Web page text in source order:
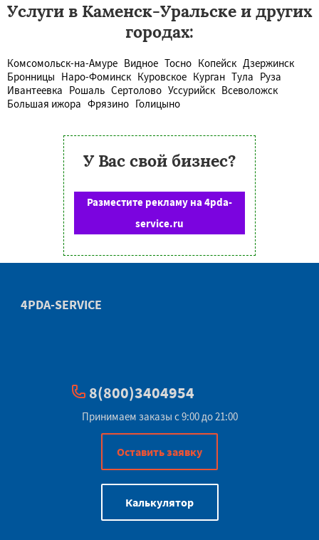
Услуги в Каменск-Уральске и других
городах:
Комсомольск-на-Амуре Видное Тосно Копейск Дзержинск
Бронницы Наро-Фоминск Куровское Курган Тула Руза
Ивантеевка Рошаль Сертолово Уссурийск Всеволожск
Большая ижора Фрязино Голицыно
У Вас свой бизнес?
Разместите рекламу на 4pda-
service.ru
4PDA-SERVICE
8(800)3404954
Принимаем заказы с 9:00 до 21:00
Оставить заявку
Калькулятор